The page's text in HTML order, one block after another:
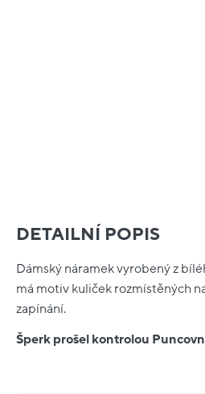
DETAILNÍ POPIS
Dámský náramek vyrobený z
má motiv kuliček rozmístěných
zapínání.
Šperk prošel kontrolou